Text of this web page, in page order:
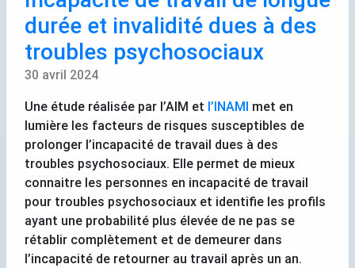
durée et invalidité dues à des
troubles psychosociaux
30 avril 2024
Une étude réalisée par l’AIM et l’INAMI met en
lumière les facteurs de risques susceptibles de
prolonger l’incapacité de travail dues à des
troubles psychosociaux. Elle permet de mieux
connaitre les personnes en incapacité de travail
pour troubles psychosociaux et identifie les profils
ayant une probabilité plus élevée de ne pas se
rétablir complètement et de demeurer dans
l’incapacité de retourner au travail après un an.